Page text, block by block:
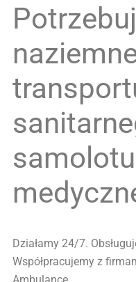
samolotu
Działamy 24/7.
Współpracujemy z